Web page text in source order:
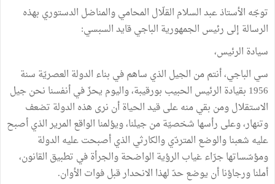
توجّه الأستاذ عبد السلام القلّال المحامي والمناضل الدستوري بهذه
الرسالة إلى رئيس الجمهورية الباجي قايد السبسي:
سيادة الرئيس،
سي الباجي، أنتم من الجيل الذي ساهم في بناء الدولة العصريّة سنة
1956 بقيادة الرئيس الحبيب بورقيبة، واليوم يحزّ في أنفسنا نحن جيل
الاستقلال ومن بقي منه على قيد الحياة أن نرى هذه الدولة تضعف
وتنهار، وعلى رأسها شخصيّة من جيلنا، ويؤلمنا الواقع المرير الذي أصبح
عليه شعبنا والوضع المتردّي والكارثي الذي أصبحت عليه الدولة
ومؤسّساتها جرّاء غياب الرؤية الواضحة والجرأة في تطبيق القانون،
أملنا ورجاؤنا أن يوضع حدّ لهذا الانحدار قبل فوات الأوان.